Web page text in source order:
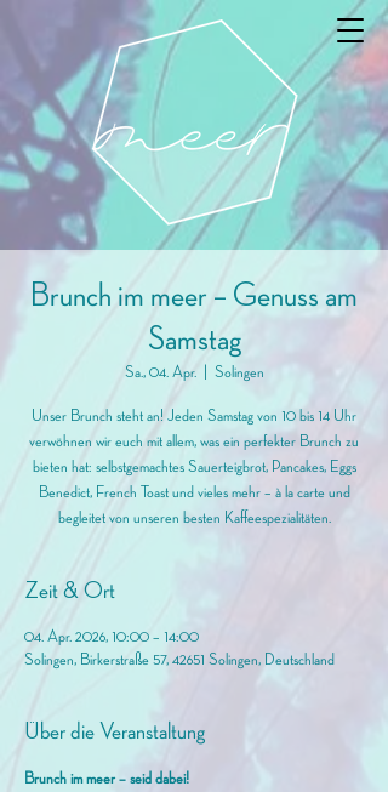
Brunch im meer – Genuss am
Samstag
Sa., 04. Apr.
  |
Solingen
Unser Brunch steht an! Jeden Samstag von 10 bis 14 Uhr
verwöhnen wir euch mit allem, was ein perfekter Brunch zu
bieten hat: selbstgemachtes Sauerteigbrot, Pancakes, Eggs
Benedict, French Toast und vieles mehr – à la carte und
begleitet von unseren besten Kaffeespezialitäten.
Zeit & Ort
04. Apr. 2026, 10:00 – 14:00
Solingen, Birkerstraße 57, 42651 Solingen, Deutschland
Über die Veranstaltung
Brunch im meer – seid dabei!